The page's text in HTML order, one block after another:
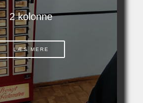
2 kolonne
LÆS MERE